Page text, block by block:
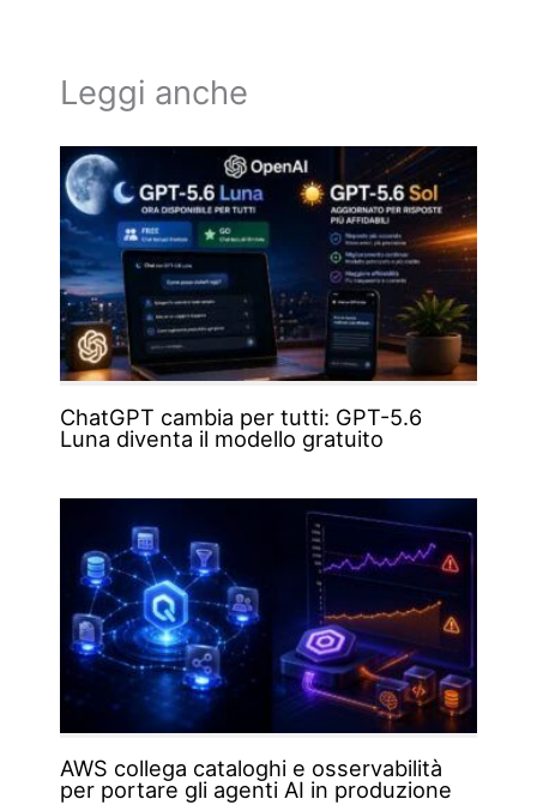
Leggi anche
ChatGPT cambia per tutti: GPT-5.6
Luna diventa il modello gratuito
AWS collega cataloghi e osservabilità
per portare gli agenti AI in produzione